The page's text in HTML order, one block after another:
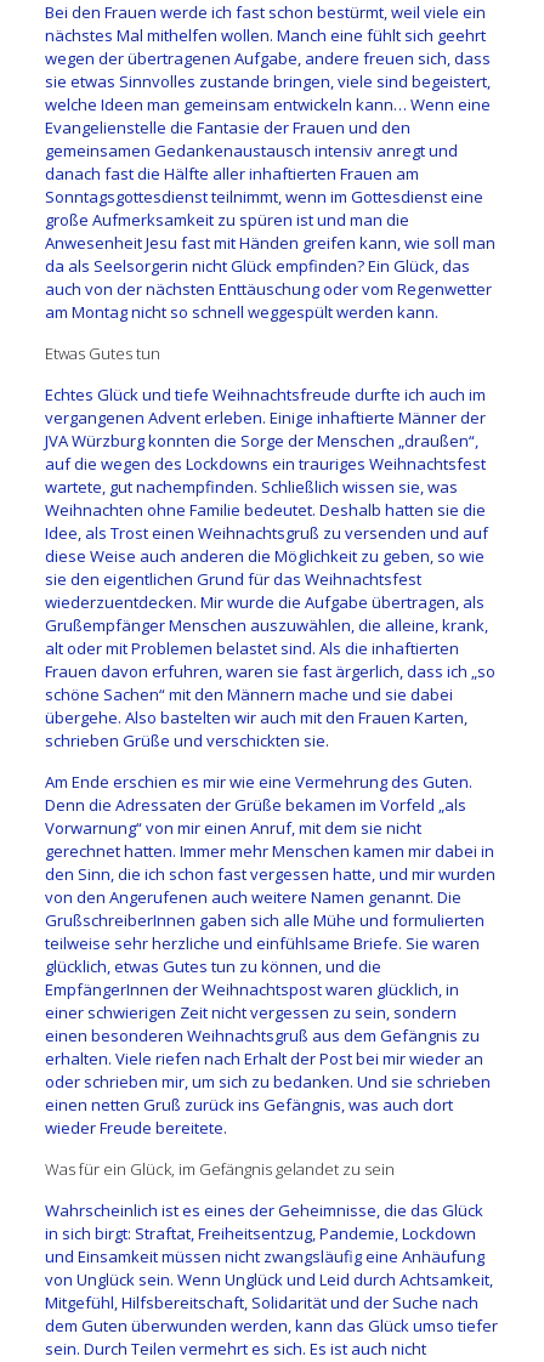
Bei den Frauen werde ich fast schon bestürmt, weil viele ein
nächstes Mal mithelfen wollen. Manch eine fühlt sich geehrt
wegen der übertragenen Aufgabe, andere freuen sich, dass
sie etwas Sinnvolles zustande bringen, viele sind begeistert,
welche Ideen man gemeinsam entwickeln kann… Wenn eine
Evangelienstelle die Fantasie der Frauen und den
gemeinsamen Gedankenaustausch intensiv anregt und
danach fast die Hälfte aller inhaftierten Frauen am
Sonntagsgottesdienst teilnimmt, wenn im Gottesdienst eine
große Aufmerksamkeit zu spüren ist und man die
Anwesenheit Jesu fast mit Händen greifen kann, wie soll man
da als Seelsorgerin nicht Glück empfinden? Ein Glück, das
auch von der nächsten Enttäuschung oder vom Regenwetter
am Montag nicht so schnell weggespült werden kann.
Etwas Gutes tun
Echtes Glück und tiefe Weihnachtsfreude durfte ich auch im
vergangenen Advent erleben. Einige inhaftierte Männer der
JVA Würzburg konnten die Sorge der Menschen „draußen“,
auf die wegen des Lockdowns ein trauriges Weihnachtsfest
wartete, gut nachempfinden. Schließlich wissen sie, was
Weihnachten ohne Familie bedeutet. Deshalb hatten sie die
Idee, als Trost einen Weihnachtsgruß zu versenden und auf
diese Weise auch anderen die Möglichkeit zu geben, so wie
sie den eigentlichen Grund für das Weihnachtsfest
wiederzuentdecken. Mir wurde die Aufgabe übertragen, als
Grußempfänger Menschen auszuwählen, die alleine, krank,
alt oder mit Problemen belastet sind. Als die inhaftierten
Frauen davon erfuhren, waren sie fast ärgerlich, dass ich „so
schöne Sachen“ mit den Männern mache und sie dabei
übergehe. Also bastelten wir auch mit den Frauen Karten,
schrieben Grüße und verschickten sie.
Am Ende erschien es mir wie eine Vermehrung des Guten.
Denn die Adressaten der Grüße bekamen im Vorfeld „als
Vorwarnung“ von mir einen Anruf, mit dem sie nicht
gerechnet hatten. Immer mehr Menschen kamen mir dabei in
den Sinn, die ich schon fast vergessen hatte, und mir wurden
von den Angerufenen auch weitere Namen genannt. Die
GrußschreiberInnen gaben sich alle Mühe und formulierten
teilweise sehr herzliche und einfühlsame Briefe. Sie waren
glücklich, etwas Gutes tun zu können, und die
EmpfängerInnen der Weihnachtspost waren glücklich, in
einer schwierigen Zeit nicht vergessen zu sein, sondern
einen besonderen Weihnachtsgruß aus dem Gefängnis zu
erhalten. Viele riefen nach Erhalt der Post bei mir wieder an
oder schrieben mir, um sich zu bedanken. Und sie schrieben
einen netten Gruß zurück ins Gefängnis, was auch dort
wieder Freude bereitete.
Was für ein Glück, im Gefängnis gelandet zu sein
Wahrscheinlich ist es eines der Geheimnisse, die das Glück
in sich birgt: Straftat, Freiheitsentzug, Pandemie, Lockdown
und Einsamkeit müssen nicht zwangsläufig eine Anhäufung
von Unglück sein. Wenn Unglück und Leid durch Achtsamkeit,
Mitgefühl, Hilfsbereitschaft, Solidarität und der Suche nach
dem Guten überwunden werden, kann das Glück umso tiefer
sein. Durch Teilen vermehrt es sich. Es ist auch nicht